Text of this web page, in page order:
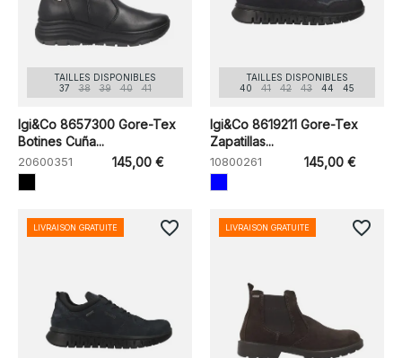
TAILLES DISPONIBLES
37
38 39 40 41
Igi&Co 8657300 Gore-Tex
Botines Cuña...
20600351 145,00 €
TAILLES DISPONIBLES
40
41 42 43 44 45
Igi&Co 8619211 Gore-Tex
Zapatillas...
10800261 145,00 €
LIVRAISON GRATUITE favorite_border LIVRAISON GRATUITE favorite_border